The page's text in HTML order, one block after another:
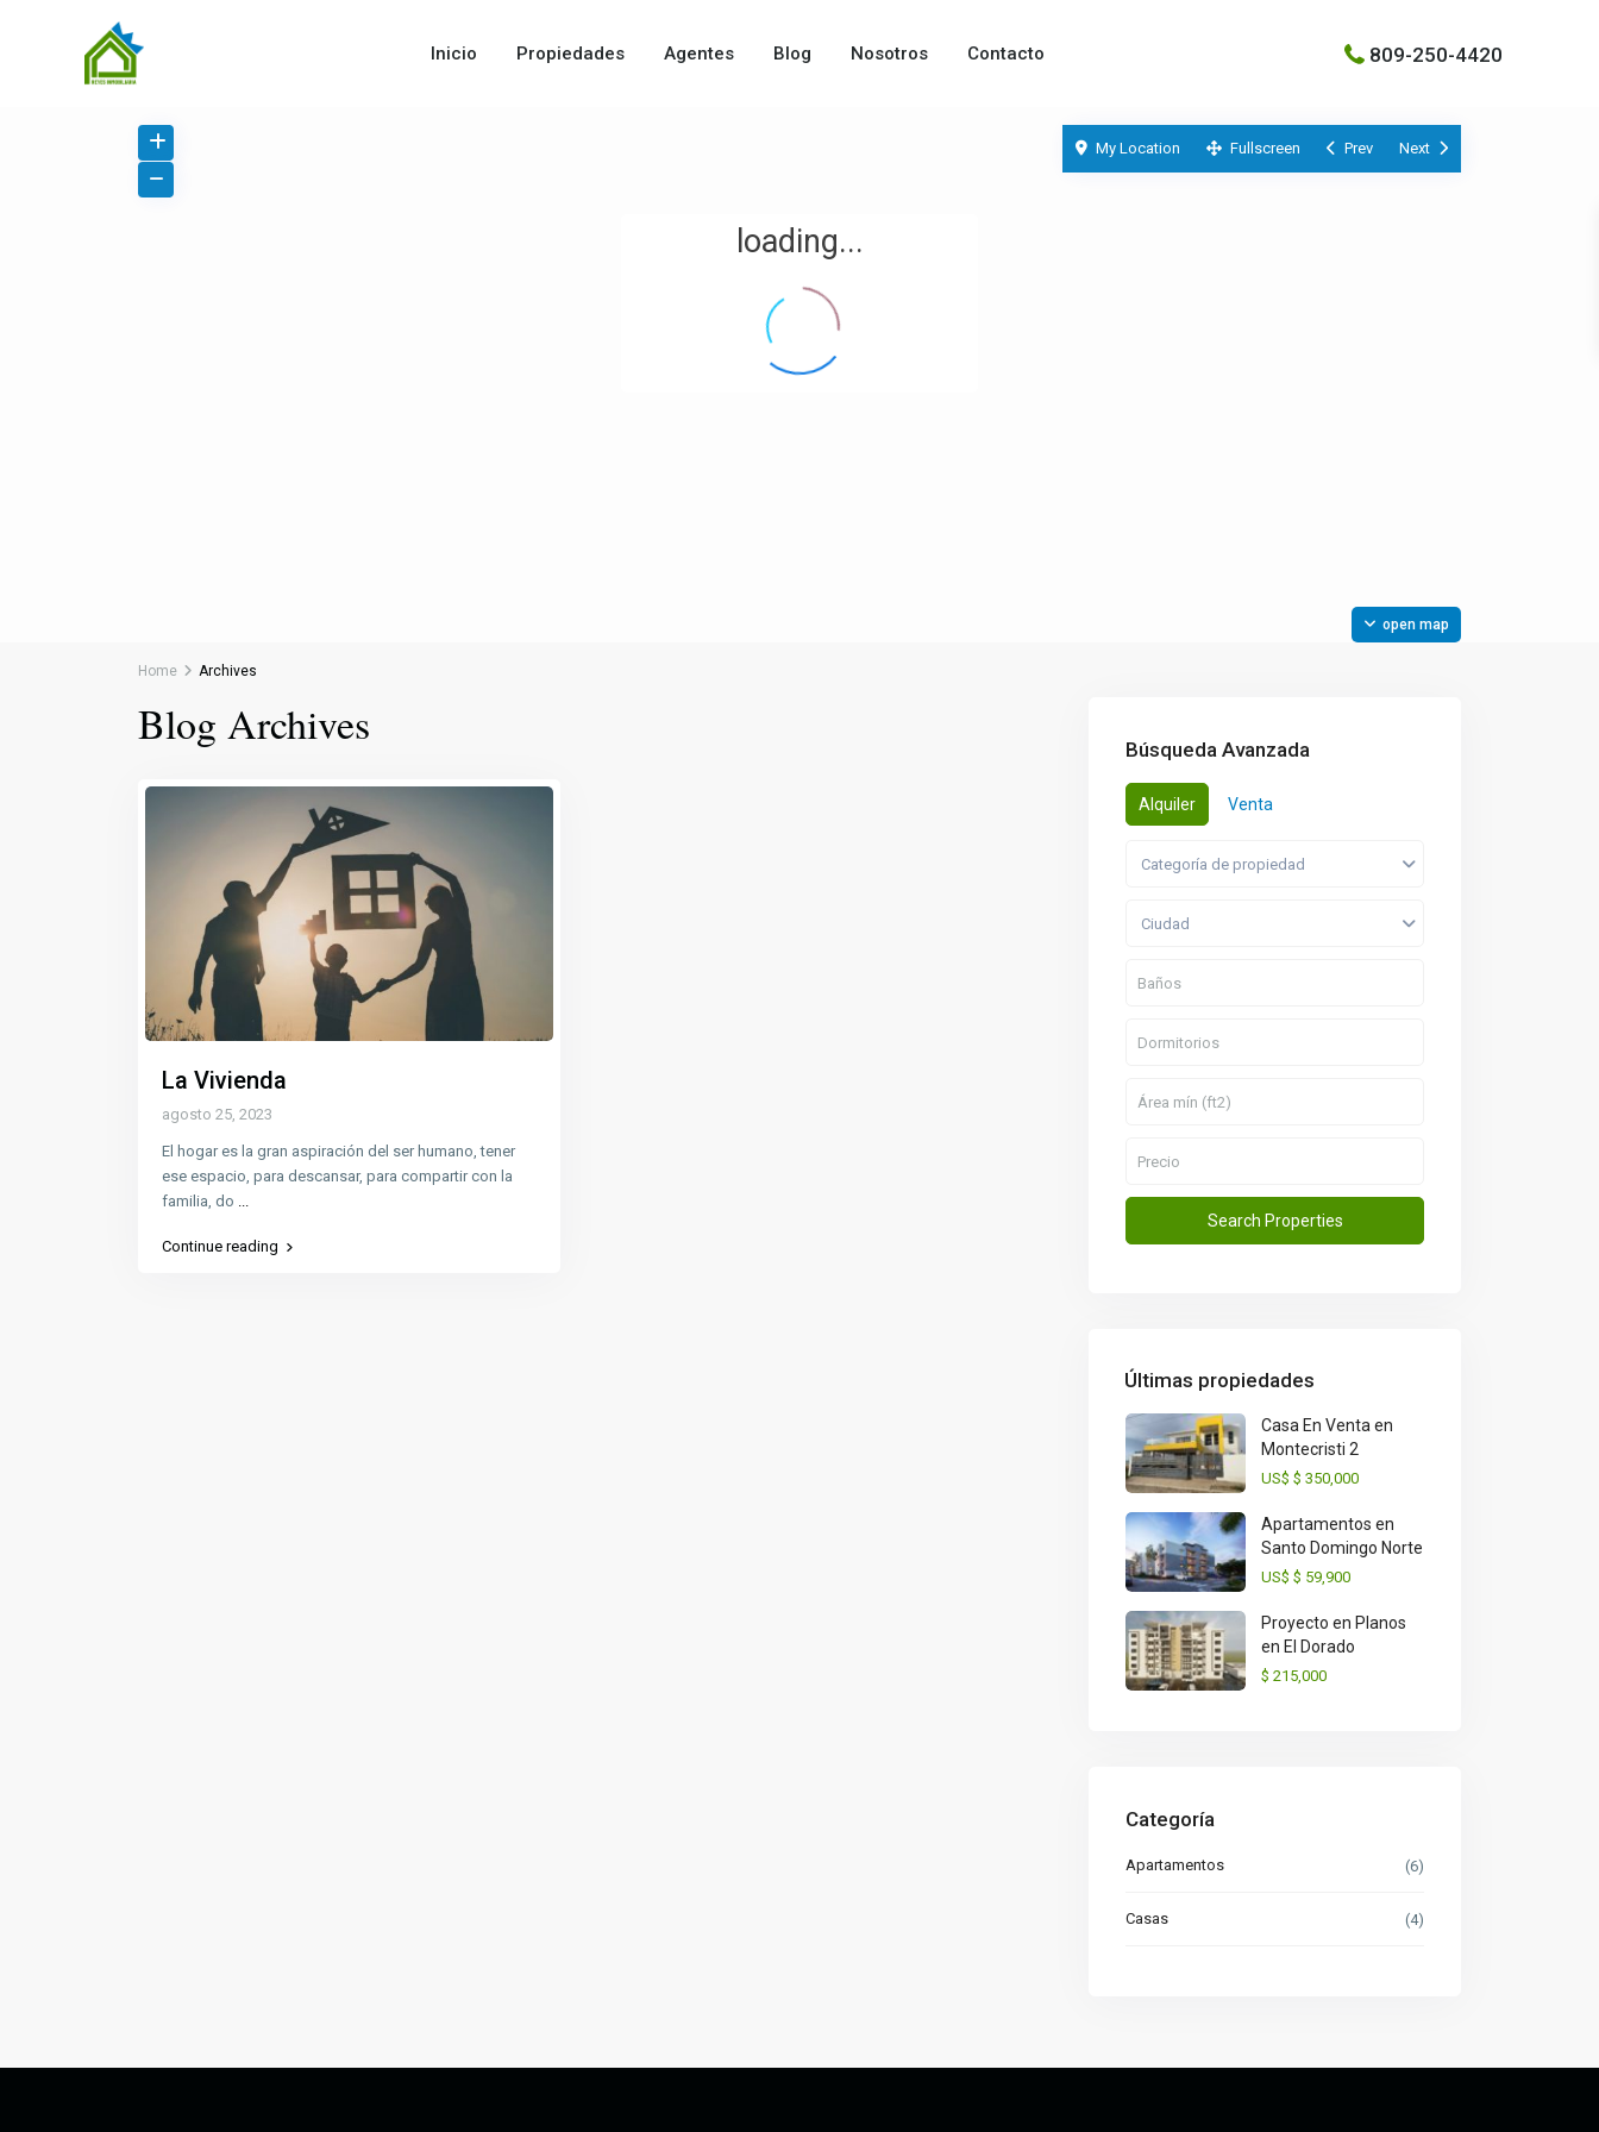
Inicio Propiedades Agentes Blog Nosotros Contacto 809-250-4420
loading...
open map
My Location Fullscreen Prev Next
Home Archives
Blog Archives
La Vivienda
agosto 25, 2023
El hogar es la gran aspiración del ser humano, tener
ese espacio, para descansar, para compartir con la
familia, do ...
Continue reading
Búsqueda Avanzada
Alquiler Venta
Categoría de propiedad
Ciudad
Últimas propiedades
Casa En Venta en
Montecristi 2
US$ $ 350,000
Apartamentos en
Santo Domingo Norte
US$ $ 59,900
Proyecto en Planos
en El Dorado
$ 215,000
Categoría
Apartamentos (6)
Casas (4)